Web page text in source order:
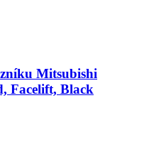
Mitsubishi
Facelift, Black